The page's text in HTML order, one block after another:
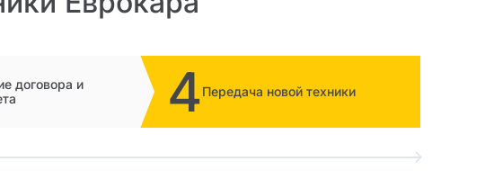
договора и
4Передача новой техники